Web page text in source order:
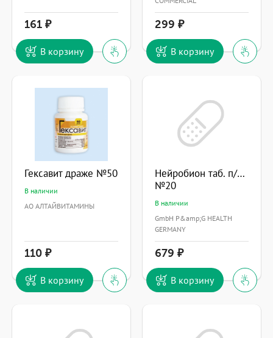
161
В корзину
299
В корзину
Гексавит драже №50
В наличии
АО АЛТАЙВИТАМИНЫ
110
В корзину
Нейробион таб. п/об.
№20
В наличии
GmbH P&amp;G HEALTH
GERMANY
679
В корзину